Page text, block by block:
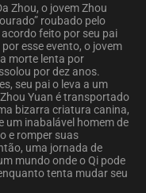
Zhou, o jovem Zhou
roubado pelo
feito por seu pai
esse evento, o jovem
morte lenta por
por dez anos.
seu pai o leva a um
Yuan é transportado
bizarra criatura canina,
um inabalável homem de
e romper suas
uma jornada de
mundo onde o Qi pode
tenta mudar seu